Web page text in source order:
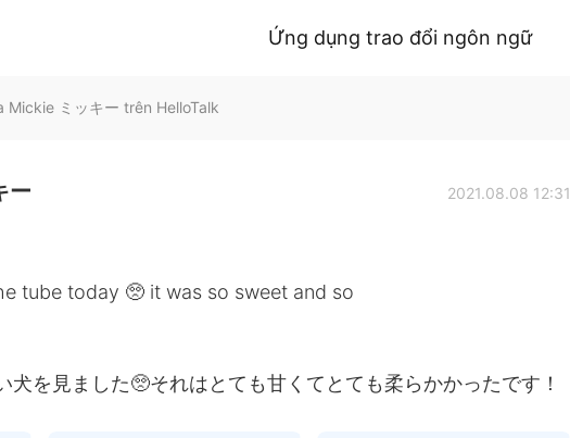
Ứng dụng trao đổi ngôn ngữ
Mickie ミッキー trên HelloTalk
ー 2021.08.08 12:31
tube today 🥺 it was so sweet and so
犬を見ました🥺それはとても甘くてとても柔らかかったです！